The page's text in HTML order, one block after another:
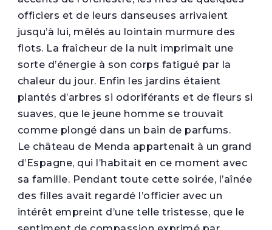
officiers et de leurs danseuses arrivaient
jusqu’à lui, mêlés au lointain murmure des
flots. La fraîcheur de la nuit imprimait une
sorte d’énergie à son corps fatigué par la
chaleur du jour. Enfin les jardins étaient
plantés d’arbres si odoriférants et de fleurs si
suaves, que le jeune homme se trouvait
comme plongé dans un bain de parfums.
Le château de Menda appartenait à un grand
d’Espagne, qui l’habitait en ce moment avec
sa famille. Pendant toute cette soirée, l’aînée
des filles avait regardé l’officier avec un
intérêt empreint d’une telle tristesse, que le